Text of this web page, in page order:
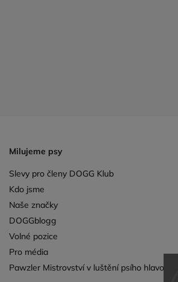
Milujeme psy
Slevy pro členy DOGG Klub
Kdo jsme
Naše značky
DOGGblogg
Volné pozice
Pro média
Pawzler Mistrovství v luštění psího hlavolamu